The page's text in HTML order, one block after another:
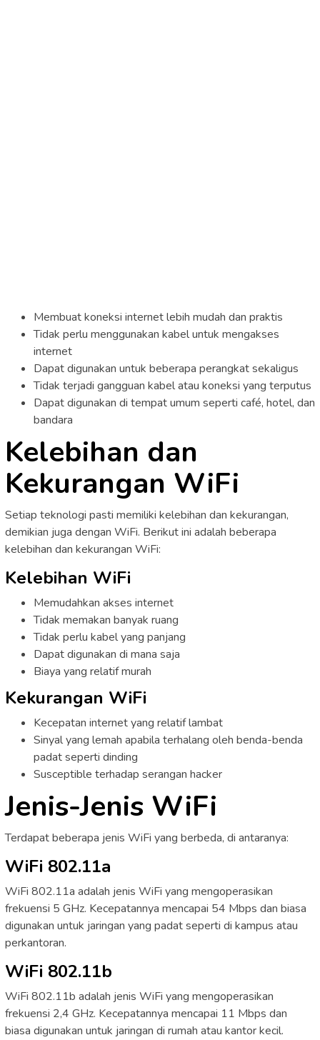
Membuat koneksi internet lebih mudah dan praktis
Tidak perlu menggunakan kabel untuk mengakses
internet
Dapat digunakan untuk beberapa perangkat sekaligus
Tidak terjadi gangguan kabel atau koneksi yang terputus
Dapat digunakan di tempat umum seperti café, hotel, dan
bandara
Kelebihan dan
Kekurangan WiFi
Setiap teknologi pasti memiliki kelebihan dan kekurangan,
demikian juga dengan WiFi. Berikut ini adalah beberapa
kelebihan dan kekurangan WiFi:
Kelebihan WiFi
Memudahkan akses internet
Tidak memakan banyak ruang
Tidak perlu kabel yang panjang
Dapat digunakan di mana saja
Biaya yang relatif murah
Kekurangan WiFi
Kecepatan internet yang relatif lambat
Sinyal yang lemah apabila terhalang oleh benda-benda
padat seperti dinding
Susceptible terhadap serangan hacker
Jenis-Jenis WiFi
Terdapat beberapa jenis WiFi yang berbeda, di antaranya:
WiFi 802.11a
WiFi 802.11a adalah jenis WiFi yang mengoperasikan
frekuensi 5 GHz. Kecepatannya mencapai 54 Mbps dan biasa
digunakan untuk jaringan yang padat seperti di kampus atau
perkantoran.
WiFi 802.11b
WiFi 802.11b adalah jenis WiFi yang mengoperasikan
frekuensi 2,4 GHz. Kecepatannya mencapai 11 Mbps dan
biasa digunakan untuk jaringan di rumah atau kantor kecil.